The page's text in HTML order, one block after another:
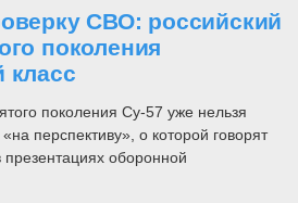
СВО: российский
поколения
класс
поколения Су-57 уже нельзя
перспективу», о которой говорят
оборонной